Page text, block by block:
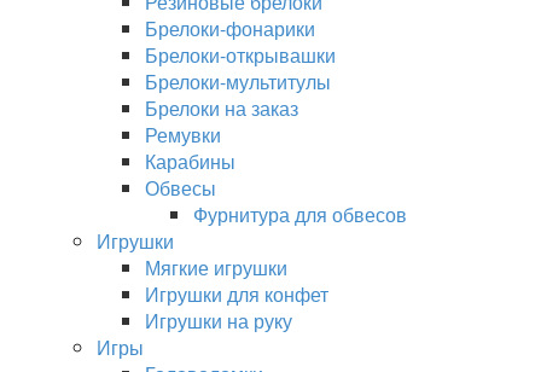
Брелоки-фонарики
Брелоки-открывашки
Брелоки-мультитулы
Брелоки на заказ
Ремувки
Карабины
Обвесы
Фурнитура для обвесов
Игрушки
Мягкие игрушки
Игрушки для конфет
Игрушки на руку
Игры